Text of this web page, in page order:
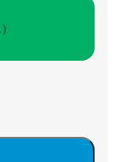
)